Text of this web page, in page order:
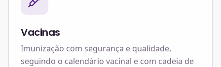
Vacinas
Imunização com segurança e qualidade,
seguindo o calendário vacinal e com cadeia de